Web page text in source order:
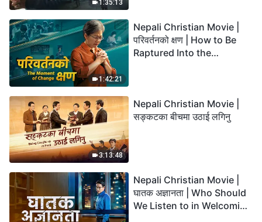
1:35:13
1:42:21
Nepali Christian Movie |
परिवर्तनको क्षण | How to Be
Raptured Into the
3:13:48
Nepali Christian Movie |
सङ्कटका बीचमा उठाई लगिनु
Nepali Christian Movie |
घातक अज्ञानता | Who Should
We Listen to in Welcoming